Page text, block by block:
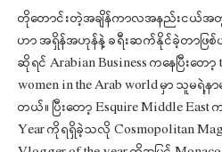
တိုတောင်းတဲ့အချိန်ကာလအနည်းငယ်အတွ
ဟာ အရှိန်အဟုန်နဲ့ ခရီးဆက်နိုင်ခဲ့တာဖြစ်ပ
ဆိုရင် Arabian Business ကနေပြီးတော့
women in the Arab world မှာ သူမရဲ့
တယ်။ ပြီးတော့ Esquire Middle East
Year ကိုရရှိခဲ့သလို Cosmopolitan